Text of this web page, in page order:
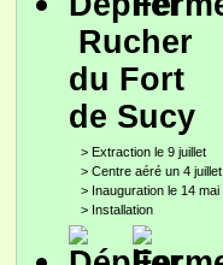
Rucher
du Fort
de Sucy
> Extraction le 9 juillet
> Centre aéré un 4 juillet
> Inauguration le 14 mai
> Installation